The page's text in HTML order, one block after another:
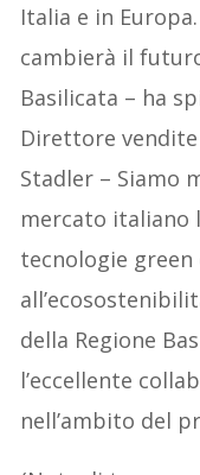
Italia e in
cambierà il
Basilicata – ha
Direttore
Stadler – Siamo
mercato italiano
tecnologie
della Regione
l’eccellente
nell’ambito del